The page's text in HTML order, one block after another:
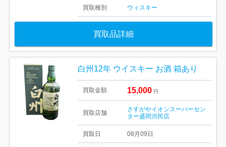
買取種別 ウィスキー
買取品詳細
白州12年 ウイスキー お酒 箱あり
買取金額 15,000 円
買取店舗
さすがやイオンスーパーセン
ター盛岡渋民店
買取日 08月09日